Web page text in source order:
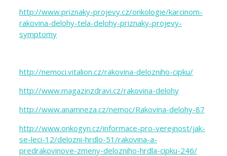
http://www.priznaky-projevy.cz/onkologie/karcinom-
rakovina-delohy-tela-delohy-priznaky-projevy-
symptomy
http://nemoci.vitalion.cz/rakovina-delozniho-cipku/
http://www.magazinzdravi.cz/rakovina-delohy
http://www.anamneza.cz/nemoc/Rakovina-delohy-87
http://www.onkogyn.cz/informace-pro-verejnost/jak-
se-leci-12/delozni-hrdlo-51/rakovina-a-
predrakovinove-zmeny-delozniho-hrdla-cipku-246/